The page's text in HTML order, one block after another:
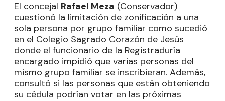
El concejal Rafael Meza (Conservador)
cuestionó la limitación de zonificación a una
sola persona por grupo familiar como sucedió
en el Colegio Sagrado Corazón de Jesús
donde el funcionario de la Registraduría
encargado impidió que varias personas del
mismo grupo familiar se inscribieran. Además,
consultó si las personas que están obteniendo
su cédula podrían votar en las próximas